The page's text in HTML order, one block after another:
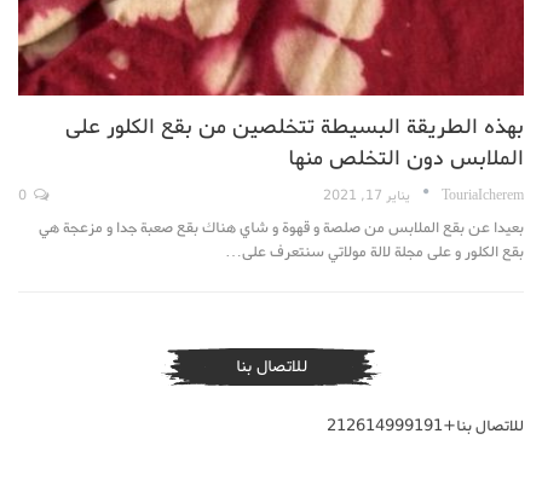
بهذه الطريقة البسيطة تتخلصين من بقع الكلور على
الملابس دون التخلص منها
TouriaIcherem يناير 17, 2021
بعيدا عن بقع الملابس من صلصة و قهوة و شاي هناك بقع صعبة جدا و مزعجة هي
بقع الكلور و على مجلة لالة مولاتي سنتعرف على…
للاتصال بنا
للاتصال بنا+212614999191